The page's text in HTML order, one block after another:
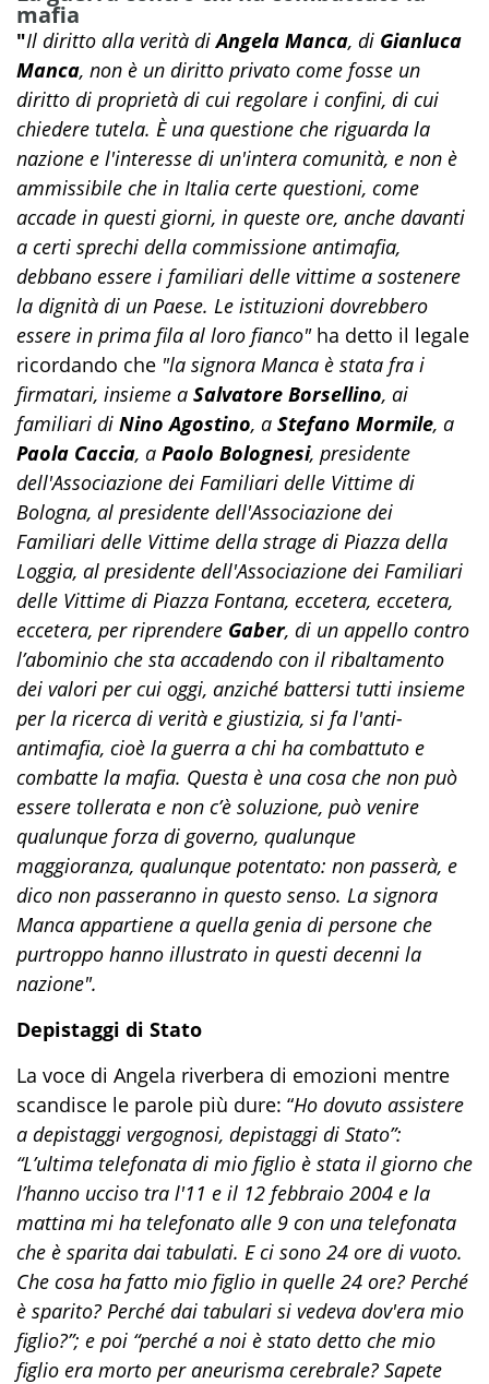
mafia
"Il diritto alla verità diAngela Manca, di Gianluca
Manca, non è un diritto privato come fosse un
diritto di proprietà di cui regolare i confini, di cui
chiedere tutela. È una questione che riguarda la
nazione e l'interesse di un'intera comunità, e non è
ammissibile che in Italia certe questioni, come
accade in questi giorni, in queste ore, anche davanti
a certi sprechi della commissione antimafia,
debbano essere i familiari delle vittime a sostenere
la dignità di un Paese. Le istituzioni dovrebbero
essere in prima fila al loro fianco" ha detto il legale
ricordando che "la signora Manca è stata fra i
firmatari, insieme a Salvatore Borsellino, ai
familiari di Nino Agostino, a Stefano Mormile, a
Paola Caccia, a Paolo Bolognesi, presidente
dell'Associazione dei Familiari delle Vittime di
Bologna, al presidente dell'Associazione dei
Familiari delle Vittime della strage di Piazza della
Loggia, al presidente dell'Associazione dei Familiari
delle Vittime di Piazza Fontana, eccetera, eccetera,
eccetera, per riprendere Gaber, di un appello contro
l’abominio che sta accadendo con il ribaltamento
dei valori per cui oggi, anziché battersi tutti insieme
per la ricerca di verità e giustizia, si fa l'anti-
antimafia, cioè la guerra a chi ha combattuto e
combatte la mafia. Questa è una cosa che non può
essere tollerata e non c’è soluzione, può venire
qualunque forza di governo, qualunque
maggioranza, qualunque potentato: non passerà, e
dico non passeranno in questo senso. La signora
Manca appartiene a quella genia di persone che
purtroppo hanno illustrato in questi decenni la
nazione".
Depistaggi di Stato
La voce di Angela riverbera di emozioni mentre
scandisce le parole più dure: “Ho dovuto assistere
a depistaggi vergognosi, depistaggi di Stato”:
“L’ultima telefonata di mio figlio è stata il giorno che
l’hanno ucciso tra l'11 e il 12 febbraio 2004 e la
mattina mi ha telefonato alle 9 con una telefonata
che è sparita dai tabulati. E ci sono 24 ore di vuoto.
Che cosa ha fatto mio figlio in quelle 24 ore? Perché
è sparito? Perché dai tabulari si vedeva dov'era mio
figlio?”; e poi “perché a noi è stato detto che mio
figlio era morto per aneurisma cerebrale? Sapete